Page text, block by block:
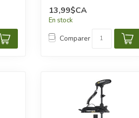
13,99$CA
En stock
Comparer